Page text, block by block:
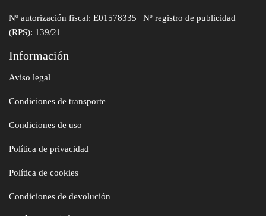
Nº autorización fiscal: E01578335 | Nº registro de publicidad
(RPS): 139/21
Información
Aviso legal
Condiciones de transporte
Condiciones de uso
Política de privacidad
Política de cookies
Condiciones de devolución